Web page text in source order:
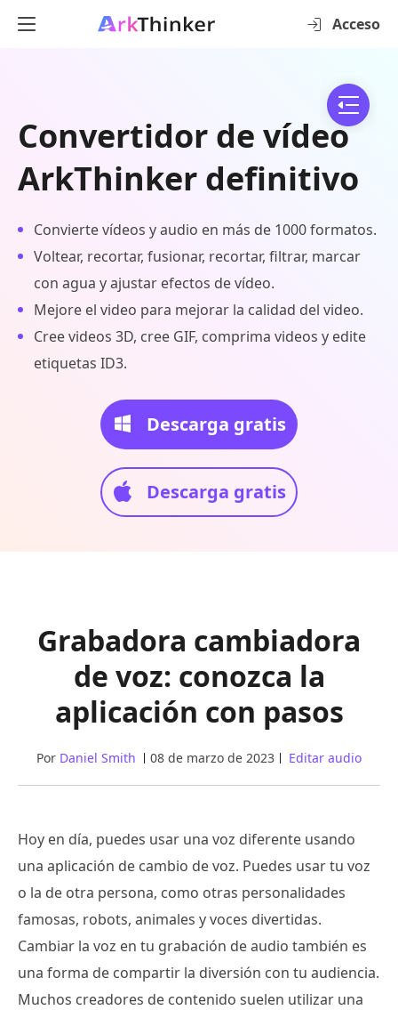
Acceso
Convertidor de vídeo
ArkThinker definitivo
Convierte vídeos y audio en más de 1000 formatos.
Voltear, recortar, fusionar, recortar, filtrar, marcar
con agua y ajustar efectos de vídeo.
Mejore el video para mejorar la calidad del video.
Cree videos 3D, cree GIF, comprima videos y edite
etiquetas ID3.
Descarga gratis
Descarga gratis
Grabadora cambiadora
de voz: conozca la
aplicación con pasos
Por Daniel Smith 08 de marzo de 2023 Editar audio
Hoy en día, puedes usar una voz diferente usando
una aplicación de cambio de voz. Puedes usar tu voz
o la de otra persona, como otras personalidades
famosas, robots, animales y voces divertidas.
Cambiar la voz en tu grabación de audio también es
una forma de compartir la diversión con tu audiencia.
Muchos creadores de contenido suelen utilizar una